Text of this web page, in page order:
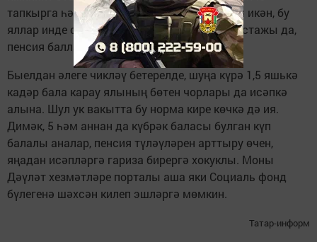
тапкырга һәм аннан соң да декретка киткән икән, бу
яллар инде саналмаган, димәк, ул иминият стажы да,
пенсия баллары да алмаган, дигән сүз.
Быелдан әлеге чикләү бетерелде, шуңа күрә 1,5 яшькә
кадәр бала карау ялының бөтен чорлары да исәпкә
алына. Шул ук вакытта бу норма кире көчкә дә ия.
Димәк, 5 һәм аннан да күбрәк баласы булган күп
балалы аналар, пенсия түләүләрен арттыру өчен,
яңадан исәпләргә гариза бирергә хокуклы. Моны
Дәүләт хезмәтләре порталы аша яки Социаль фонд
бүлегенә шәхсән килеп эшләргә мөмкин.
Татар-информ